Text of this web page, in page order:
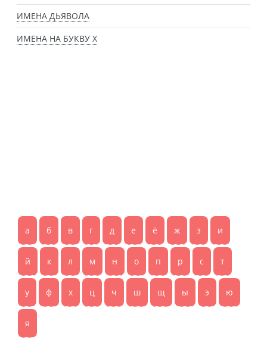
ИМЕНА ДЬЯВОЛА
ИМЕНА НА БУКВУ Х
а б в г д е ё ж з и
й к л м н о п р с т
у ф х ц ч ш щ ы э ю
я